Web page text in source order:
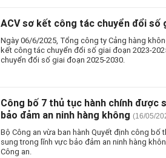
ACV sơ kết công tác chuyển đổi số
Ngày 06/6/2025, Tổng công ty Cảng hàng
kết công tác chuyển đổi số giai đoạn 2023-
chuyển đổi số giai đoạn 2025-2030.
Công bố 7 thủ tục hành chính được
bảo đảm an ninh hàng không (16/05/
Bộ Công an vừa ban hành Quyết định công
sung trong lĩnh vực bảo đảm an ninh hàng
Công an.